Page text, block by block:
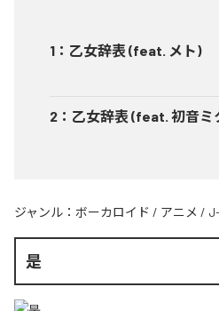
1 ： 乙女辞表 (feat. メト)
2 ： 乙女辞表 (feat. 初音ミ
ジャンル： ボーカロイド / アニメ /
是